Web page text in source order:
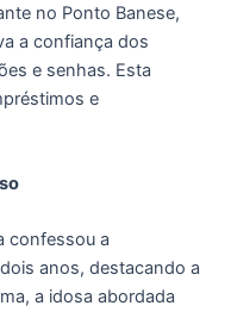
no Ponto Banese,
a confiança dos
e senhas. Esta
e
confessou a
anos, destacando a
a idosa abordada